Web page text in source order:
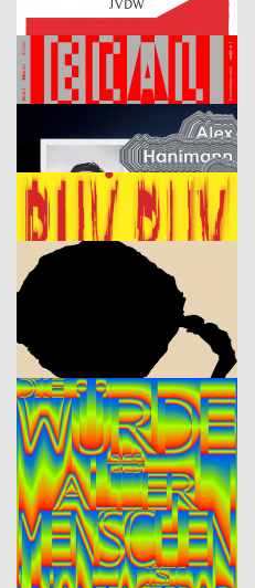
Benoît Brun
2025
ECAL Diplomas 2025
CH
2025
Alex Hanimann in der Produktionshalle von Tobias Lenggenhager
Jeremy Traun A
2025
Buy Buy Culture
DWA Graphic design department
CH
2025
Anna Fasshauer: Done!
Alexandra Trinkl D
2025
Die Würde aller Menschen ist unantastbar.
Lewin Harnisch D
2025
Eat The Filthy Rich
PARAT.cc D
2025
Fünf Freunde